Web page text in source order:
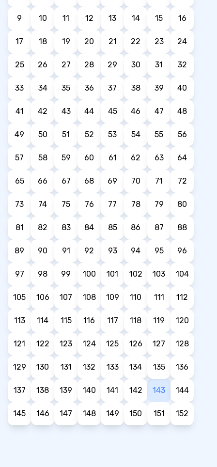
9 10 11 12 13 14 15 16
17 18 19 20 21 22 23 24
25 26 27 28 29 30 31 32
33 34 35 36 37 38 39 40
41 42 43 44 45 46 47 48
49 50 51 52 53 54 55 56
57 58 59 60 61 62 63 64
65 66 67 68 69 70 71 72
73 74 75 76 77 78 79 80
81 82 83 84 85 86 87 88
89 90 91 92 93 94 95 96
97 98 99 100 101 102 103 104
105 106 107 108 109 110 111 112
113 114 115 116 117 118 119 120
121 122 123 124 125 126 127 128
129 130 131 132 133 134 135 136
137 138 139 140 141 142 143 144
145 146 147 148 149 150 151 152